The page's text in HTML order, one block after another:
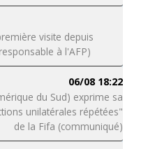
visite depuis
à l'AFP)
06/08 18:22
du Sud) exprime sa
unilatérales répétées"
de la Fifa (communiqué)